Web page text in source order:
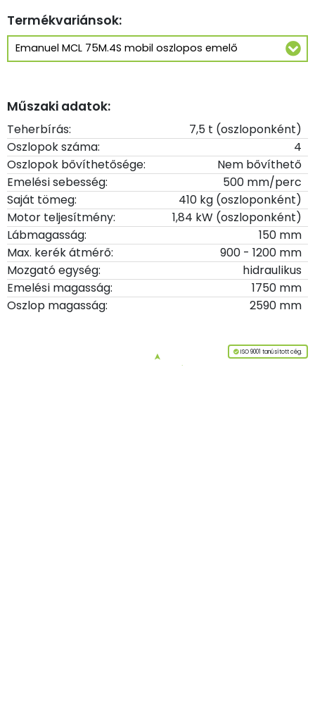
Termékvariánsok:
Műszaki adatok:
Teherbírás:
7,5 t (oszloponként)
Oszlopok száma:
4
Oszlopok bővíthetősége:
Nem bővíthető
Emelési sebesség:
500 mm/perc
Saját tömeg:
410 kg (oszloponként)
Motor teljesítmény:
1,84 kW (oszloponként)
Lábmagasság:
150 mm
Max. kerék átmérő:
900 - 1200 mm
Mozgató egység:
hidraulikus
Emelési magasság:
1750 mm
Oszlop magasság:
2590 mm
ISO 9001 tanúsított cég.
➤
Az oldal tetejére